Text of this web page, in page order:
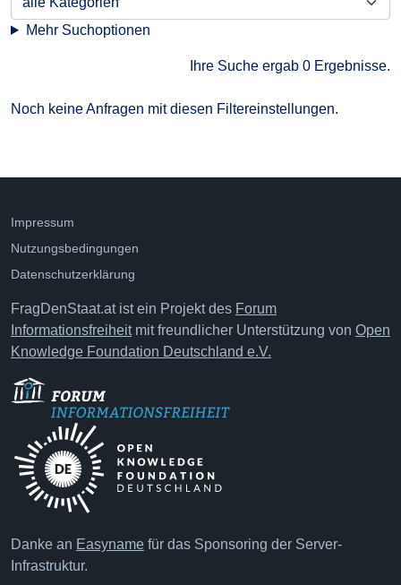
Mehr Suchoptionen
Ihre Suche ergab 0 Ergebnisse.
Noch keine Anfragen mit diesen Filtereinstellungen.
Impressum
Nutzungsbedingungen
Datenschutzerklärung
FragDenStaat.at ist ein Projekt des Forum
Informationsfreiheitmit freundlicher Unterstützung von Open
Knowledge Foundation Deutschland e.V.
Danke an Easyname für das Sponsoring der Server-
Infrastruktur.